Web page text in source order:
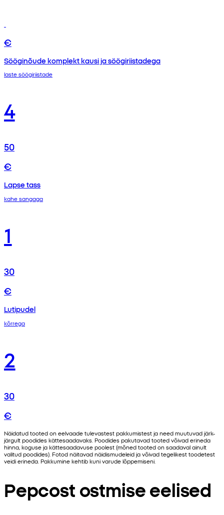
€
Sööginõude komplekt kausi ja söögiriistadega
laste söögiriistade
4
50
€
Lapse tass
kahe sangaga
1
30
€
Lutipudel
kõrrega
2
30
€
Näidatud tooted on eelvaade tulevastest pakkumistest ja need muutuvad järk-
järgult poodides kättesaadavaks. Poodides pakutavad tooted võivad erineda
hinna, koguse ja kättesaadavuse poolest (mõned tooted on saadaval ainult
valitud poodides). Fotod näitavad näidismudeleid ja võivad tegelikest toodetest
veidi erineda. Pakkumine kehtib kuni varude lõppemiseni.
Pepcost ostmise eelised